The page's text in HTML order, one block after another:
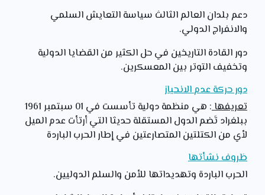
دعم بلدان العالم الثالث سياسة التعايش السلمي
والانفراج الدولي.
دور القادة التاريخين في حل الكثير من القضايا الدولية
وتخفيف التوتر بين المعسكرين.
دور حركة عدم الانحياز
تعريفها
: هي منظمة دولية تأسست في 01 سبتمبر 1961
ببلغراد تَضم الدول المستقلة حديثا التي أرتأت عدم الميل
لأي من الكتلتين المتصارعتين في إطار الحرب الباردة
ظروف نشأتها
الحرب الباردة وتهديداتها للأمن والسلم الدوليين.